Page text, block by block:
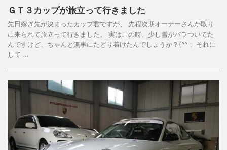
ＧＴ３カップが旅立って行きました
先日嫁ぎ先が決まったカップ君ですが、 先程次期オーナーさんが取り
に来られて旅立って行きました。 実はこの時、少し雪がパラついてた
んですけど、ちゃんと無事にたどり着けたんでしょうか？(^^； それに
して ...